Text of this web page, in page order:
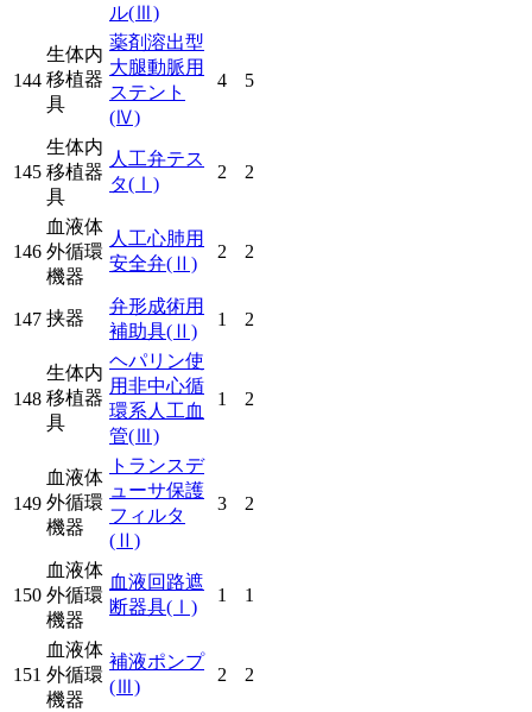
ル(Ⅲ)
144
生体内
移植器
具
薬剤溶出型
大腿動脈用
ステント
(Ⅳ)
4 5
145
生体内
移植器
具
人工弁テス
タ(Ⅰ)
2 2
146
血液体
外循環
機器
人工心肺用
安全弁(Ⅱ)
2 2
147 挟器
弁形成術用
補助具(Ⅱ)
1 2
148
生体内
移植器
具
ヘパリン使
用非中心循
環系人工血
管(Ⅲ)
1 2
149
血液体
外循環
機器
トランスデ
ューサ保護
フィルタ
(Ⅱ)
3 2
150
血液体
外循環
機器
血液回路遮
断器具(Ⅰ)
1 1
151
血液体
外循環
機器
補液ポンプ
(Ⅲ)
2 2